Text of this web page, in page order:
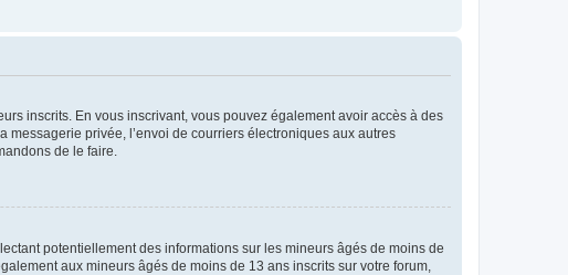
inscrits. En vous inscrivant, vous pouvez également avoir accès à des
messagerie privée, l’envoi de courriers électroniques aux autres
de le faire.
potentiellement des informations sur les mineurs âgés de moins de
aux mineurs âgés de moins de 13 ans inscrits sur votre forum,